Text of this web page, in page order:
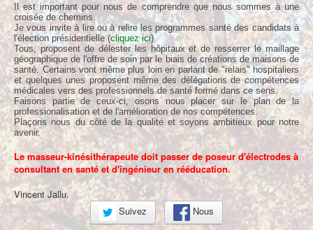
Il est important pour nous de comprendre que nous sommes à une
croisée de chemins.
Je vous invite à lire ou à relire les programmes santé des candidats à
l'élection présidentielle (cliquez ici)
Tous, proposent de délester les hôpitaux et de resserrer le maillage
géographique de l'offre de soin par le biais de créations de maisons de
santé. Certains vont même plus loin en parlant de "relais" hospitaliers
et quelques unes proposent même des délégations de compétences
médicales vers des professionnels de santé formé dans ce sens.
Faisons partie de ceux-ci, osons nous placer sur le plan de la
professionalisation et de l'amélioration de nos compétences.
Plaçons nous du côté de la qualité et soyons ambitieux pour notre
avenir.
Le masseur-kinésithérapeute doit passer de poseur d'électrodes à
consultant en santé et d'ingénieur en rééducation.
Vincent Jallu.
Suivez
Nous